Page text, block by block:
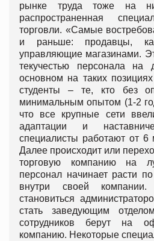
рынке труда тоже на
распространенная
торговли. «Самые
и раньше: продавцы,
управляющие магазинами.
текучестью персонала на
основном на таких
студенты – те, кто без
минимальным опытом (1-2
что все крупные сети
адаптации и
специалисты работают от 6
Далее происходит или
торговую компанию на
персонал начинает расти
внутри своей
становиться
стать заведующим
сотрудников берут на
компанию. Некоторые